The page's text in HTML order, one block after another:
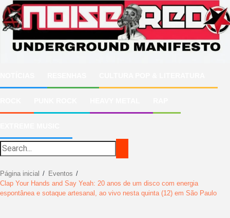
para
o
conteúdo
Página inicial
Eventos
Clap Your Hands and Say Yeah: 20 anos de um disco com energia
espontânea e sotaque artesanal, ao vivo nesta quinta (12) em São Paulo